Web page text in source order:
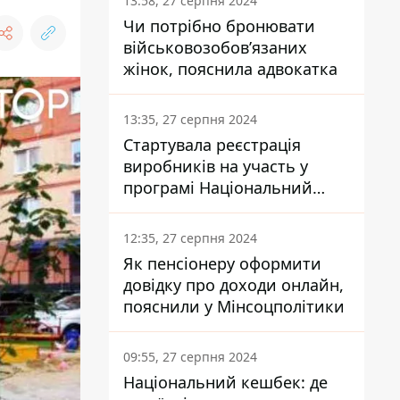
Чи потрібно бронювати
військовозобов’язаних
жінок, пояснила адвокатка
13:35, 27 серпня 2024
Стартувала реєстрація
виробників на участь у
програмі Національний
кешбек: як це зробити
через портал Дія
12:35, 27 серпня 2024
Як пенсіонеру оформити
довідку про доходи онлайн,
пояснили у Мінсоцполітики
09:55, 27 серпня 2024
Національний кешбек: де